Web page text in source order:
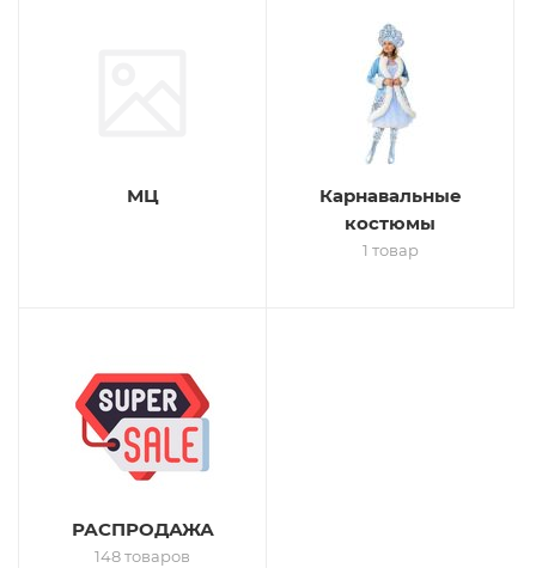
МЦ
Карнавальные
костюмы
1 товар
РАСПРОДАЖА
148 товаров